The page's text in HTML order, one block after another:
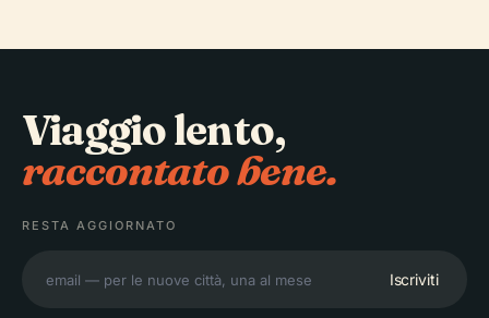
Viaggio lento,
raccontato bene.
RESTA AGGIORNATO
Iscriviti